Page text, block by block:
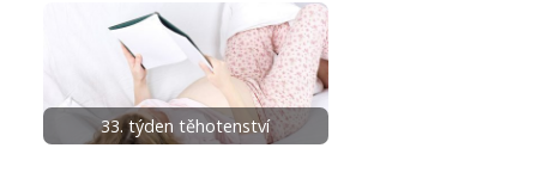
33. týden těhotenství